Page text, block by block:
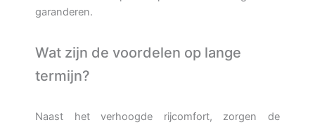
garanderen.
Wat zijn de voordelen op lange
termijn?
Naast het verhoogde rijcomfort, zorgen de